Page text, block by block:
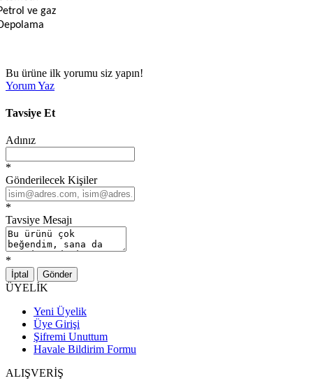
ve gaz
Bu ürüne ilk yorumu siz yapın!
Yorum Yaz
Tavsiye Et
Adınız
*
Gönderilecek Kişiler
*
Tavsiye Mesajı
*
İptal Gönder
ÜYELİK
Yeni Üyelik
Üye Girişi
Şifremi Unuttum
Havale Bildirim Formu
ALIŞVERİŞ